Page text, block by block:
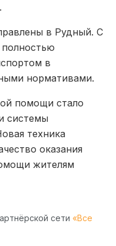
в Рудный. С
в
нормативами.
помощи стало
системы
техника
оказания
жителям
сети «Все